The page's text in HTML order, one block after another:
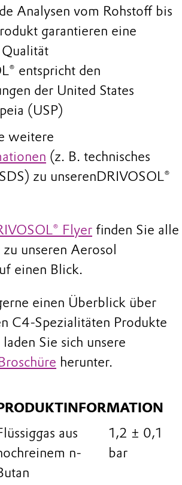
Analysen vom Rohstoff bis
garantieren eine
entspricht den
der United States
(USP)
weitere
(z. B. technisches
zu unserenDRIVOSOL®
Flyer finden Sie alle
unseren Aerosol
einen Blick.
einen Überblick über
C4-Spezialitäten Produkte
Sie sich unsere
herunter.
aus
n-
1,2 ± 0,1
bar